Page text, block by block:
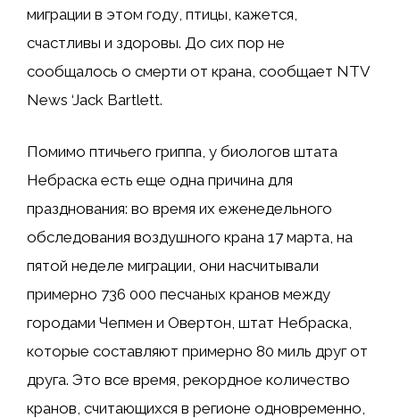
миграции в этом году, птицы, кажется,
счастливы и здоровы. До сих пор не
сообщалось о смерти от крана, сообщает NTV
News ‘Jack Bartlett.
Помимо птичьего гриппа, у биологов штата
Небраска есть еще одна причина для
празднования: во время их еженедельного
обследования воздушного крана 17 марта, на
пятой неделе миграции, они насчитывали
примерно 736 000 песчаных кранов между
городами Чепмен и Овертон, штат Небраска,
которые составляют примерно 80 миль друг от
друга. Это все время, рекордное количество
кранов, считающихся в регионе одновременно,